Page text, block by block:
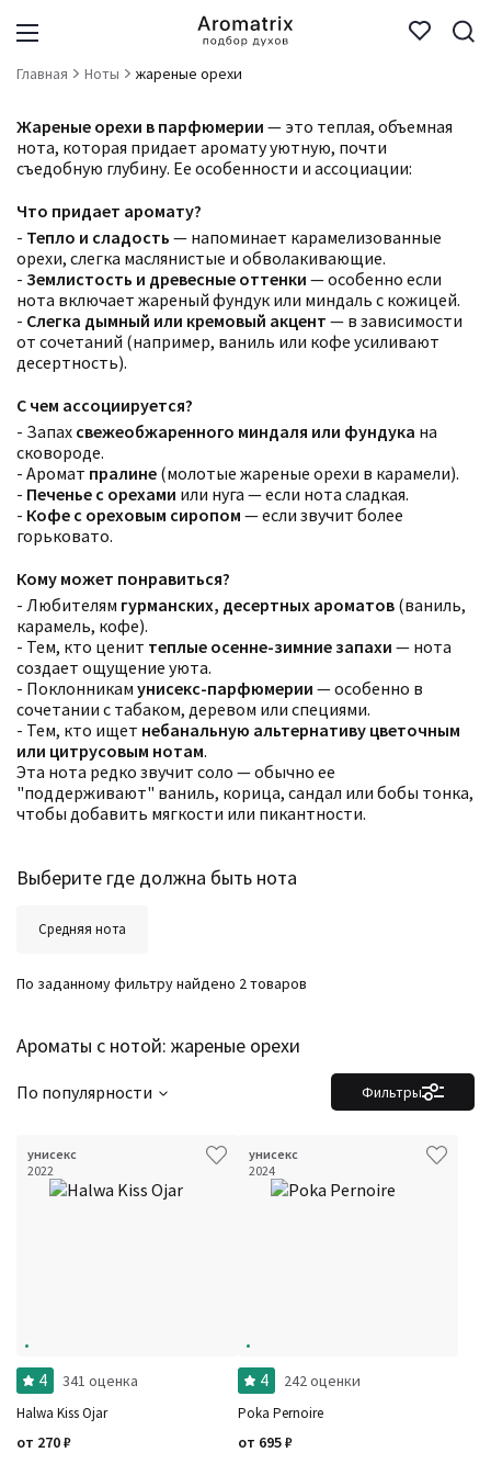
Главная Ноты жареные орехи
Жареные орехи в парфюмерии — это теплая, объемная
нота, которая придает аромату уютную, почти
съедобную глубину. Ее особенности и ассоциации:
Что придает аромату?
- Тепло и сладость — напоминает карамелизованные
орехи, слегка маслянистые и обволакивающие.
- Землистость и древесные оттенки — особенно если
нота включает жареный фундук или миндаль с кожицей.
- Слегка дымный или кремовый акцент — в зависимости
от сочетаний (например, ваниль или кофе усиливают
десертность).
С чем ассоциируется?
- Запах свежеобжаренного миндаля или фундука на
сковороде.
- Аромат пралине (молотые жареные орехи в карамели).
- Печенье с орехами или нуга — если нота сладкая.
- Кофе с ореховым сиропом — если звучит более
горьковато.
Кому может понравиться?
- Любителям гурманских, десертных ароматов (ваниль,
карамель, кофе).
- Тем, кто ценит теплые осенне-зимние запахи — нота
создает ощущение уюта.
- Поклонникам унисекс-парфюмерии — особенно в
сочетании с табаком, деревом или специями.
- Тем, кто ищет небанальную альтернативу цветочным
или цитрусовым нотам.
Эта нота редко звучит соло — обычно ее
"поддерживают" ваниль, корица, сандал или бобы тонка,
чтобы добавить мягкости или пикантности.
Выберите где должна быть нота
Средняя нота
Ароматы с нотой: жареные орехи
По заданному фильтру найдено 2 товаров
Фильтры
По популярности
Для кого
Количество оценок Сбросить
Цена Сбросить
Аккорды
Семейство
Ноты
Страна производитель
унисекс
2022
4 341 оценка
Halwa Kiss Ojar
от 270₽
унисекс
2024
4 242 оценки
Poka Pernoire
от 695₽